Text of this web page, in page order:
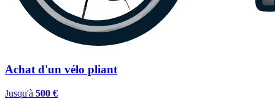
Achat d'un vélo pliant
Jusqu'à 500 €